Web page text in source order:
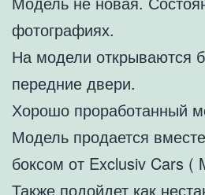
фотографиях.
На модели открываются
передние двери.
Хорошо проработанный
Модель продается
боксом от Exclusiv Cars (
Также подойдет как